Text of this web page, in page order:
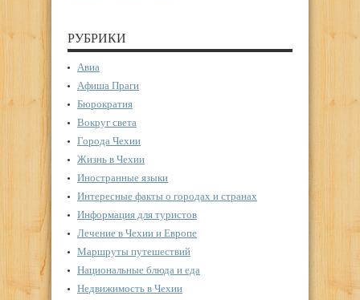
РУБРИКИ
Авиа
Афиша Праги
Бюрократия
Вокруг света
Города Чехии
Жизнь в Чехии
Иностранные языки
Интересные факты о городах и странах
Информация для туристов
Лечение в Чехии и Европе
Маршруты путешествий
Национальные блюда и еда
Недвижимость в Чехии